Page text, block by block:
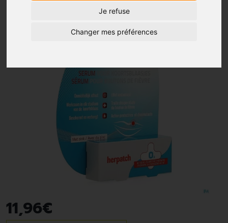
Je refuse
Changer mes préférences
11,96€